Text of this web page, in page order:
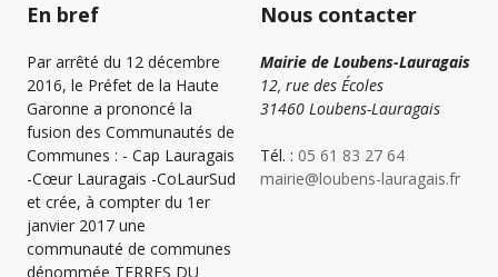
En bref
Par arrêté du 12 décembre
2016, le Préfet de la Haute
Garonne a prononcé la
fusion des Communautés de
Communes : - Cap Lauragais
-Cœur Lauragais -CoLaurSud
et crée, à compter du 1er
janvier 2017 une
communauté de communes
dénommée TERRES DU
Nous contacter
Mairie de Loubens-Lauragais
12, rue des Écoles
31460 Loubens-Lauragais
Tél. : 05 61 83 27 64
mairie@loubens-lauragais.fr